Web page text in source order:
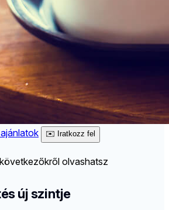
✉️ Iratkozz fel
olvashatsz
új szintje